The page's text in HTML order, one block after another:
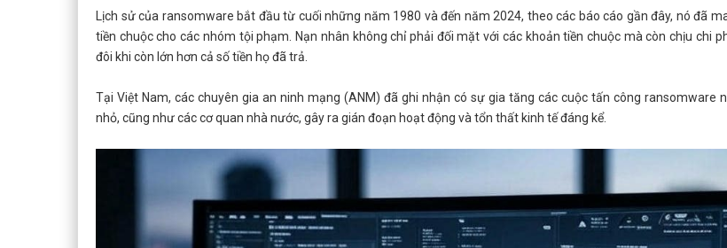
Lịch sử của ransomware bắt đầu từ cuối những năm 1980 và đến năm 2024, theo các báo cáo gần đây, nó đã
tiền chuộc cho các nhóm tội phạm. Nạn nhân không chỉ phải đối mặt với các khoản tiền chuộc mà còn chịu chi
đôi khi còn lớn hơn cả số tiền họ đã trả.
Tại Việt Nam, các chuyên gia an ninh mạng (ANM) đã ghi nhận có sự gia tăng các cuộc tấn công ransomware
nhỏ, cũng như các cơ quan nhà nước, gây ra gián đoạn hoạt động và tổn thất kinh tế đáng kể.